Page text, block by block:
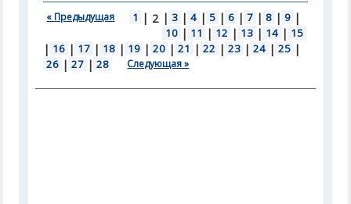
« Предыдущая 1 | 2 | 3 | 4 | 5 | 6 | 7 | 8 | 9 |
10 | 11 | 12 | 13 | 14 | 15
| 16 | 17 | 18 | 19 | 20 | 21 | 22 | 23 | 24 | 25 |
26 | 27 | 28 Следующая »